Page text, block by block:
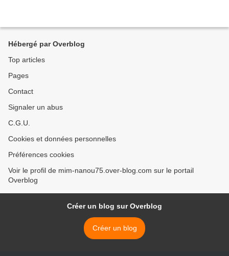
Hébergé par Overblog
Top articles
Pages
Contact
Signaler un abus
C.G.U.
Cookies et données personnelles
Préférences cookies
Voir le profil de mim-nanou75.over-blog.com sur le portail
Overblog
Créer un blog sur Overblog
Créer un blog